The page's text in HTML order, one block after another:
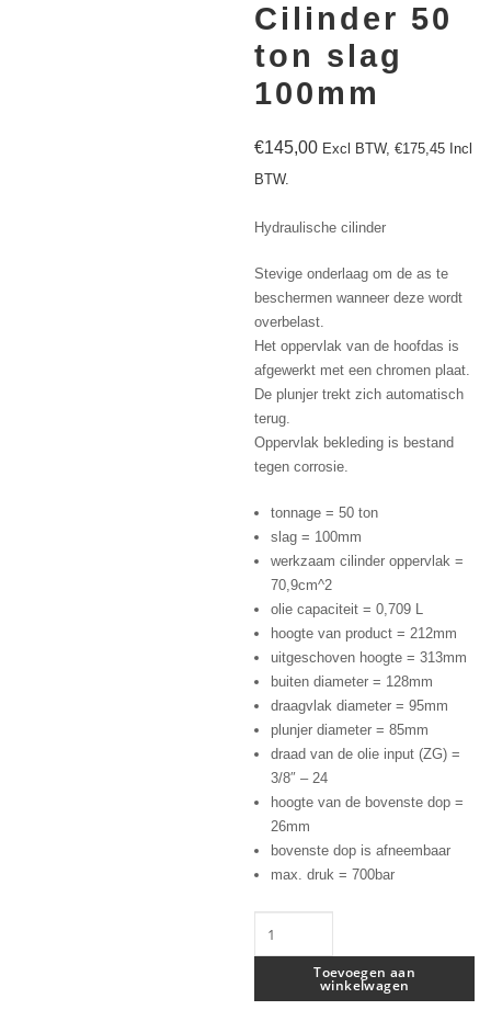
Cilinder 50
ton slag
100mm
€145,00 Excl BTW,€175,45 Incl
BTW.
Hydraulische cilinder
Stevige onderlaag om de as te
beschermen wanneer deze wordt
overbelast.
Het oppervlak van de hoofdas is
afgewerkt met een chromen plaat.
De plunjer trekt zich automatisch
terug.
Oppervlak bekleding is bestand
tegen corrosie.
tonnage = 50 ton
slag = 100mm
werkzaam cilinder oppervlak =
70,9cm^2
olie capaciteit = 0,709 L
hoogte van product = 212mm
uitgeschoven hoogte = 313mm
buiten diameter = 128mm
draagvlak diameter = 95mm
plunjer diameter = 85mm
draad van de olie input (ZG) =
3/8″ – 24
hoogte van de bovenste dop =
26mm
bovenste dop is afneembaar
max. druk = 700bar
Toevoegen aan
winkelwagen